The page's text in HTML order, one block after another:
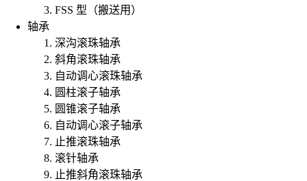
FSS 型（搬送用）
轴承
深沟滚珠轴承
斜角滚珠轴承
自动调心滚珠轴承
圆柱滚子轴承
圆锥滚子轴承
自动调心滚子轴承
止推滚珠轴承
滚针轴承
止推斜角滚珠轴承